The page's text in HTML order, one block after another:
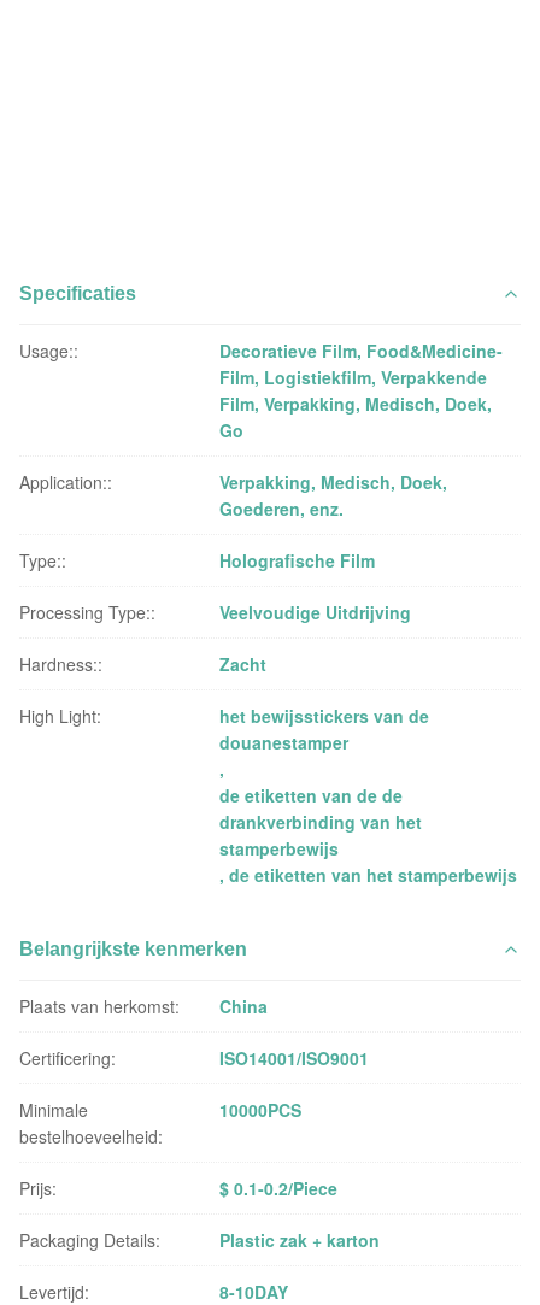
Specificaties
Usage::
Decoratieve Film, Food&Medicine-
Film, Logistiekfilm, Verpakkende
Film, Verpakking, Medisch, Doek,
Go
Application::
Verpakking, Medisch, Doek,
Goederen, enz.
Type:: Holografische Film
Processing Type:: Veelvoudige Uitdrijving
Hardness:: Zacht
High Light:
het bewijsstickers van de
douanestamper
,
de etiketten van de de
drankverbinding van het
stamperbewijs
,de etiketten van het stamperbewijs
Belangrijkste kenmerken
Plaats van herkomst: China
Certificering: ISO14001/ISO9001
Minimale
bestelhoeveelheid:
10000PCS
Prijs: $ 0.1-0.2/Piece
Packaging Details: Plastic zak + karton
Levertijd: 8-10DAY